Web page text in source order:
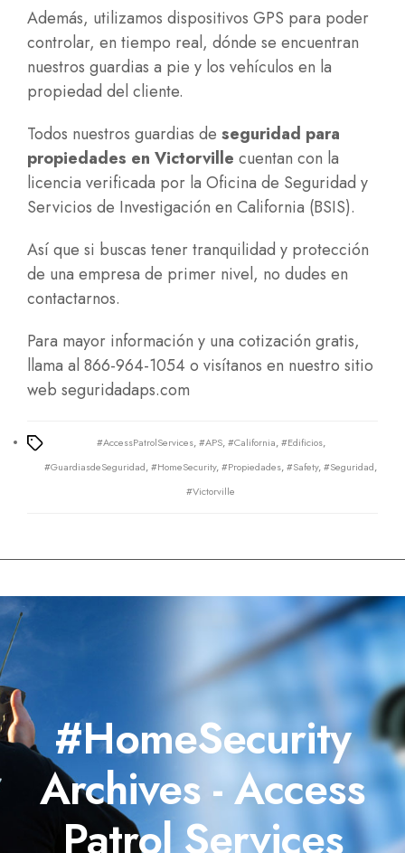
Además, utilizamos dispositivos GPS para poder
controlar, en tiempo real, dónde se encuentran
nuestros guardias a pie y los vehículos en la
propiedad del cliente.
Todos nuestros guardias de seguridad para
propiedades en Victorville cuentan con la
licencia verificada por la Oficina de Seguridad y
Servicios de Investigación en California (BSIS).
Así que si buscas tener tranquilidad y protección
de una empresa de primer nivel, no dudes en
contactarnos.
Para mayor información y una cotización gratis,
llama al 866-964-1054 o visítanos en nuestro sitio
web seguridadaps.com
Tags
#AccessPatrolServices,#APS,#California,#Edificios,
#GuardiasdeSeguridad,#HomeSecurity,#Propiedades,#Safety,#Seguridad,
#Victorville
#HomeSecurity
Archives - Access
Patrol Services